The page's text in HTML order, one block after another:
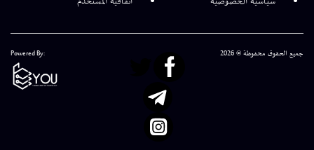
جميع الحقوق محفوظة © 2026 Powered By: